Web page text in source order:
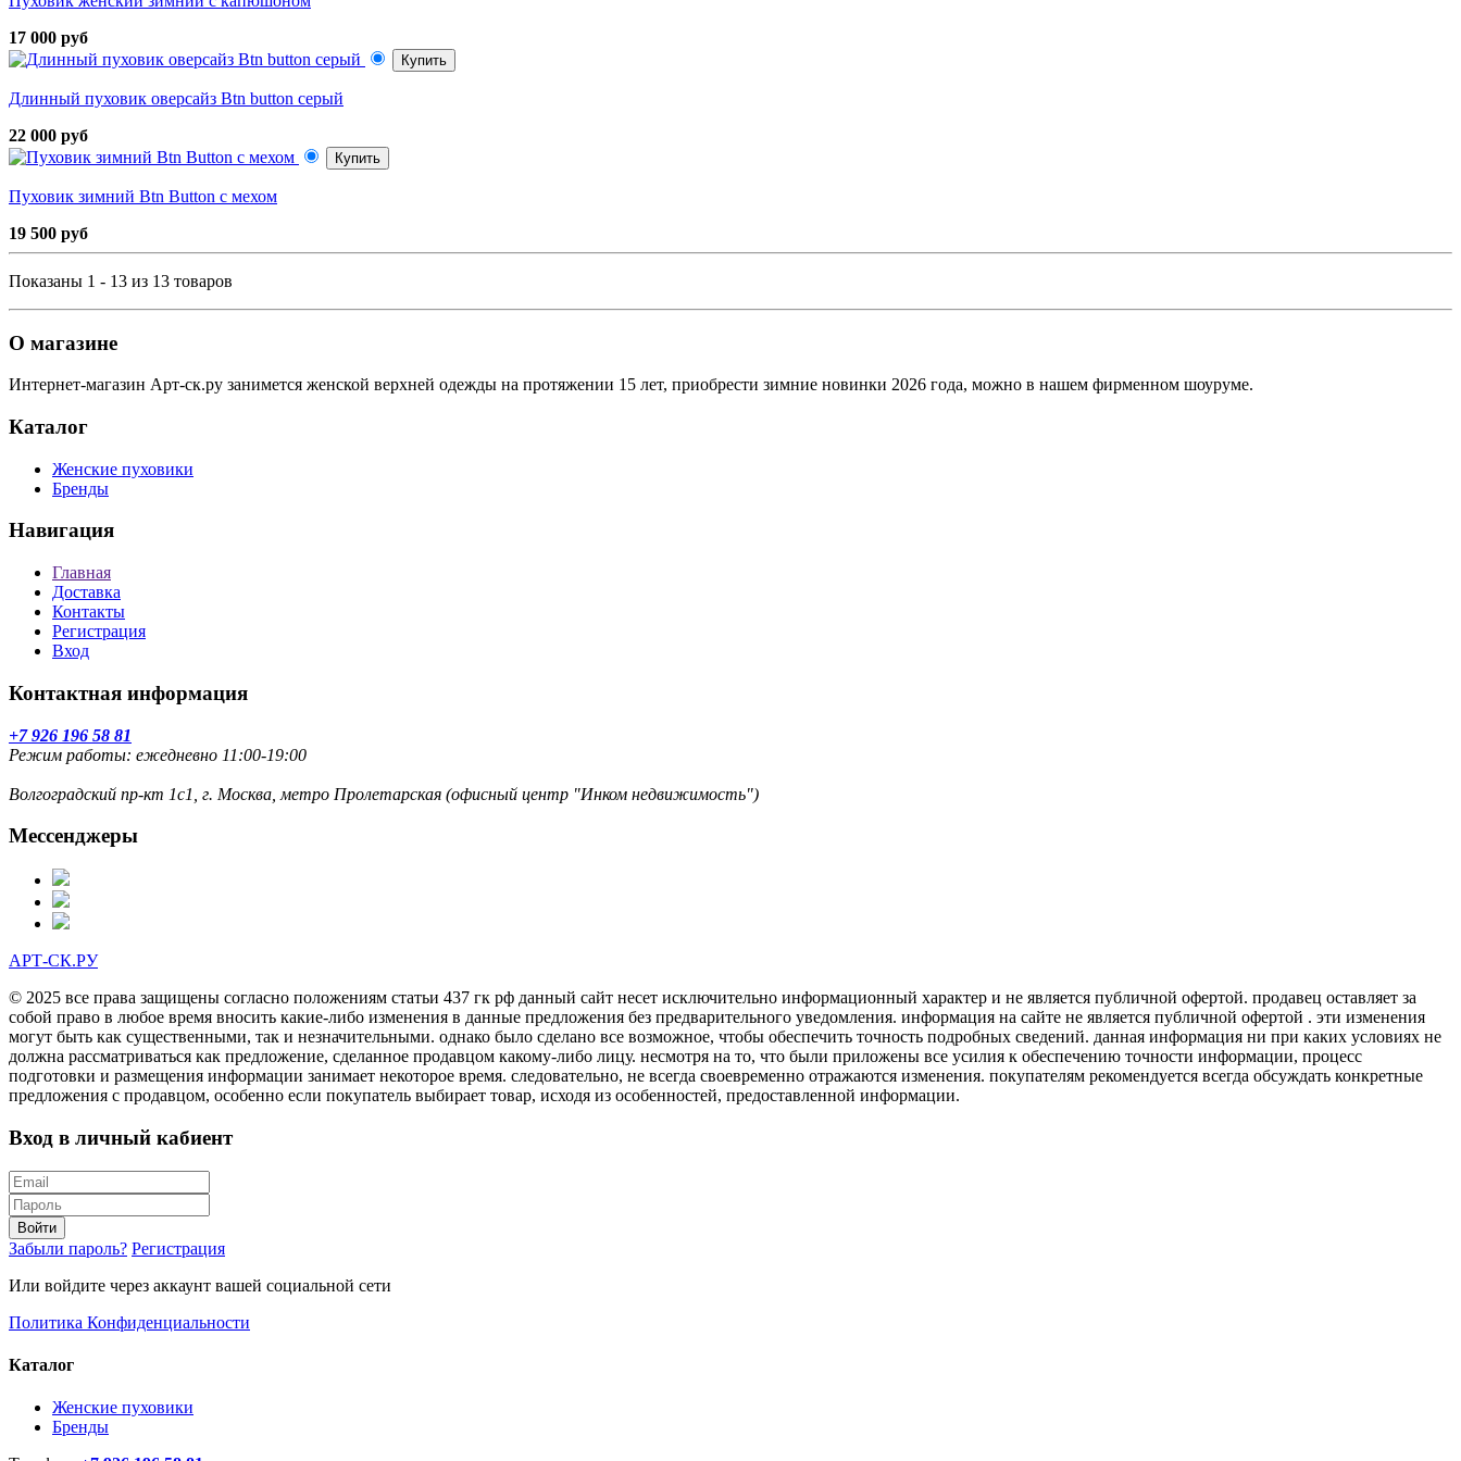
17 000 руб
Купить
Длинный пуховик оверсайз Btn button серый
22 000 руб
Купить
Пуховик зимний Btn Button с мехом
19 500 руб
Показаны 1 - 13 из 13 товаров
О магазине
Интернет-магазин Арт-ск.ру занимется женской верхней одежды на протяжении 15 лет, приобрести зимние новинки 2026 года, можно в нашем фирменном шоуруме.
Каталог
Женские пуховики
Бренды
Навигация
Главная
Доставка
Контакты
Регистрация
Вход
Контактная информация
+7 926 196 58 81
Режим работы: ежедневно 11:00-19:00
Волгоградский пр-кт 1с1, г. Москва, метро Пролетарская (офисный центр "Инком недвижимость")
Мессенджеры
АРТ-СК.РУ
© 2025 все права защищены согласно положениям статьи 437 гк рф данный сайт несет исключительно информационный характер и не является публичной офертой. продавец оставляет за
собой право в любое время вносить какие-либо изменения в данные предложения без предварительного уведомления. информация на сайте не является публичной офертой . эти изменения
могут быть как существенными, так и незначительными. однако было сделано все возможное, чтобы обеспечить точность подробных сведений. данная информация ни при каких условиях не
должна рассматриваться как предложение, сделанное продавцом какому-либо лицу. несмотря на то, что были приложены все усилия к обеспечению точности информации, процесс
подготовки и размещения информации занимает некоторое время. следовательно, не всегда своевременно отражаются изменения. покупателям рекомендуется всегда обсуждать конкретные
предложения с продавцом, особенно если покупатель выбирает товар, исходя из особенностей, предоставленной информации.
Вход в личный кабиент
Войти
Забыли пароль? Регистрация
Или войдите через аккаунт вашей социальной сети
Политика Конфиденциальности
Каталог
Женские пуховики
Бренды